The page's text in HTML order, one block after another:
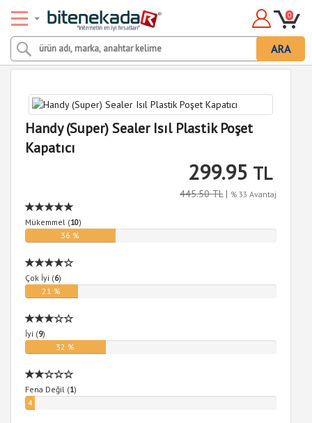
ARA
0
Handy (Super) Sealer Isıl Plastik Poşet
Kapatıcı
299.95 TL
445.50 TL| % 33 Avantaj
Mükemmel (10)
36 %
Çok İyi (6)
21 %
İyi (9)
32 %
Fena Değil (1)
4